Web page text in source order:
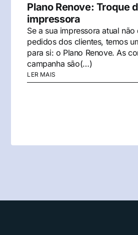
Plano Renove: Troque
impressora
Se a sua impressora atual
pedidos dos clientes, temos
para si: o Plano Renove. As
campanha são(…)
LER MAIS